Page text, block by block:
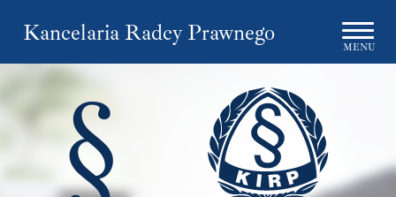
Kancelaria Radcy Prawnego
MENU
§